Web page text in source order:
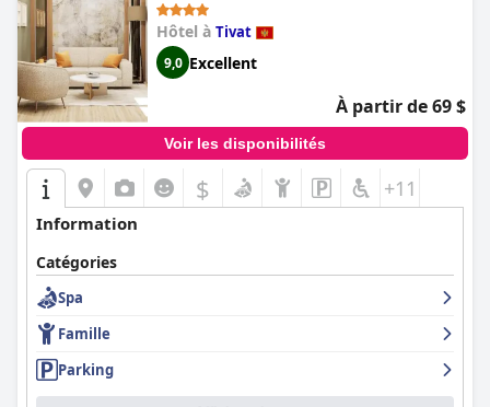
Hôtel à Tivat
9,0 Excellent
À partir de 69 $
Voir les disponibilités
$ +11
Information
Catégories
Spa
Famille
Parking